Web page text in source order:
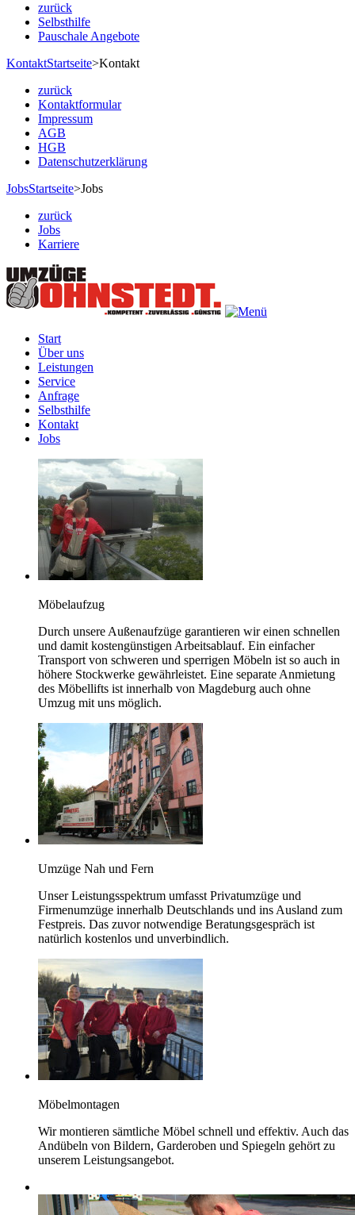
zurück
Selbsthilfe
Pauschale Angebote
KontaktStartseite>Kontakt
zurück
Kontaktformular
Impressum
AGB
HGB
Datenschutzerklärung
JobsStartseite>Jobs
zurück
Jobs
Karriere
Start
Über uns
Leistungen
Service
Anfrage
Selbsthilfe
Kontakt
Jobs
Möbelaufzug
Durch unsere Außenaufzüge garantieren wir einen schnellen
und damit kostengünstigen Arbeitsablauf. Ein einfacher
Transport von schweren und sperrigen Möbeln ist so auch in
höhere Stockwerke gewährleistet. Eine separate Anmietung
des Möbellifts ist innerhalb von Magdeburg auch ohne
Umzug mit uns möglich.
Umzüge Nah und Fern
Unser Leistungsspektrum umfasst Privatumzüge und
Firmenumzüge innerhalb Deutschlands und ins Ausland zum
Festpreis. Das zuvor notwendige Beratungsgespräch ist
natürlich kostenlos und unverbindlich.
Möbelmontagen
Wir montieren sämtliche Möbel schnell und effektiv. Auch das
Andübeln von Bildern, Garderoben und Spiegeln gehört zu
unserem Leistungsangebot.